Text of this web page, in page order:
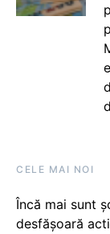
CELE MAI NOI
Încă mai sunt
desfășoară